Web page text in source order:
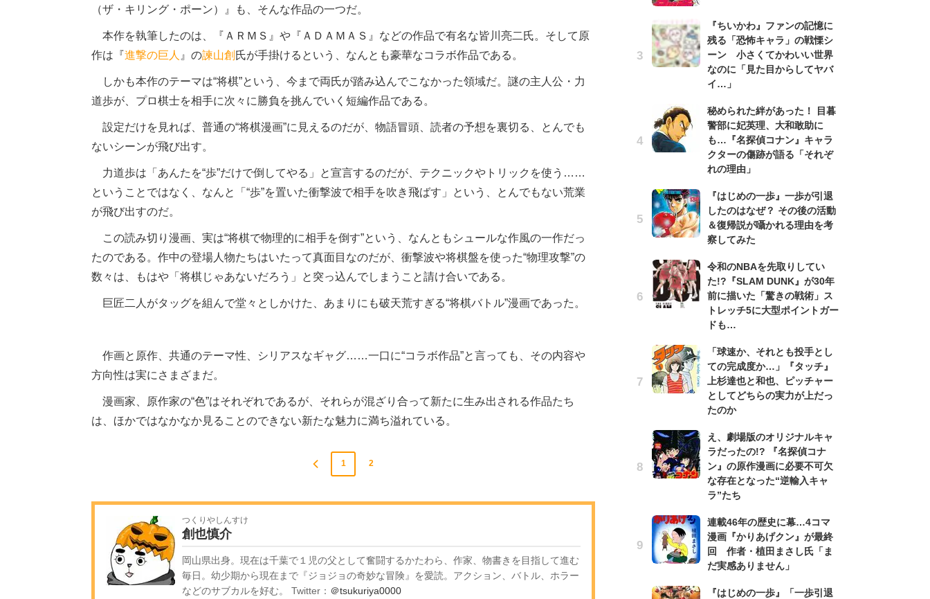
（ザ・キリング・ポーン）』も、そんな作品の一つだ。
本作を執筆したのは、『ＡＲＭＳ』や『ＡＤＡＭＡＳ』などの作品で有名な皆川亮二氏。そして原
作は『進撃の巨人 』の諫山創 氏が手掛けるという、なんとも豪華なコラボ作品である。
しかも本作のテーマは“将棋”という、今まで両氏が踏み込んでこなかった領域だ。謎の主人公・力
道歩が、プロ棋士を相手に次々に勝負を挑んでいく短編作品である。
設定だけを見れば、普通の“将棋漫画”に見えるのだが、物語冒頭、読者の予想を裏切る、とんでも
ないシーンが飛び出す。
力道歩は「あんたを“歩”だけで倒してやる」と宣言するのだが、テクニックやトリックを使う……
ということではなく、なんと「“歩”を置いた衝撃波で相手を吹き飛ばす」という、とんでもない荒業
が飛び出すのだ。
この読み切り漫画、実は“将棋で物理的に相手を倒す”という、なんともシュールな作風の一作だっ
たのである。作中の登場人物たちはいたって真面目なのだが、衝撃波や将棋盤を使った“物理攻撃”の
数々は、もはや「将棋じゃあないだろう」と突っ込んでしまうこと請け合いである。
巨匠二人がタッグを組んで堂々としかけた、あまりにも破天荒すぎる“将棋バトル”漫画であった。
作画と原作、共通のテーマ性、シリアスなギャグ……一口に“コラボ作品”と言っても、その内容や
方向性は実にさまざまだ。
漫画家、原作家の“色”はそれぞれであるが、それらが混ざり合って新たに生み出される作品たち
は、ほかではなかなか見ることのできない新たな魅力に満ち溢れている。
1 2
つくりやしんすけ
創也慎介
岡山県出身。現在は千葉で１児の父として奮闘するかたわら、作家、物書きを目指して進む
毎日。幼少期から現在まで『ジョジョの奇妙な冒険』を愛読。アクション、バトル、ホラー
などのサブカルを好む。 Twitter： ＠tsukuriya0000
『ちいかわ』ファンの記憶に
残る「恐怖キャラ」の戦慄シ
ーン 小さくてかわいい世界
なのに「見た目からしてヤバ
イ…」
秘められた絆があった！ 目暮
警部に妃英理、大和敢助に
も…『名探偵コナン』キャラ
クターの傷跡が語る「それぞ
れの理由」
『はじめの一歩』一歩が引退
したのはなぜ？ その後の活動
＆復帰説が囁かれる理由を考
察してみた
令和のNBAを先取りしてい
た!?『SLAM DUNK』が30年
前に描いた「驚きの戦術」ス
トレッチ5に大型ポイントガー
ドも…
「球速か、それとも投手とし
ての完成度か…」『タッチ』
上杉達也と和也、ピッチャー
としてどちらの実力が上だっ
たのか
え、劇場版のオリジナルキャ
ラだったの!? 『名探偵コナ
ン』の原作漫画に必要不可欠
な存在となった“逆輸入キャ
ラ”たち
連載46年の歴史に幕…4コマ
漫画『かりあげクン』が最終
回 作者・植田まさし氏「ま
だ実感ありません」
『はじめの一歩』「一歩引退